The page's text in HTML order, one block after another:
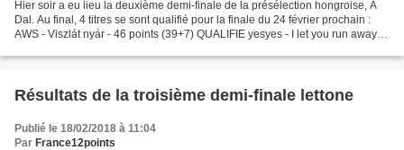
Hier soir a eu lieu la deuxième demi-finale de la présélection hongroise, A
Dal. Au final, 4 titres se sont qualifié pour la finale du 24 février prochain :
AWS - Viszlát nyár - 46 points (39+7) QUALIFIE yesyes - I let you run away -
Résultats de la troisième demi-finale lettone
Publié le 18/02/2018 à 11:04
Par France12points